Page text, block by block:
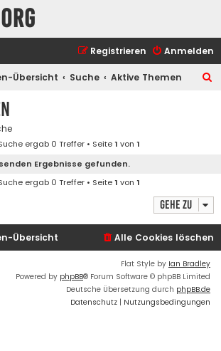
Anmelden
Registrieren
Übersicht Suche Aktive Themen
ergab 0 Treffer • Seite1 von 1
Ergebnisse gefunden.
ergab 0 Treffer • Seite1 von 1
Gehe zu
Übersicht Alle Cookies löschen
Flat Style by Ian Bradley
Powered by phpBB® Forum Software © phpBB Limited
Deutsche Übersetzung durch phpBB.de
Datenschutz | Nutzungsbedingungen